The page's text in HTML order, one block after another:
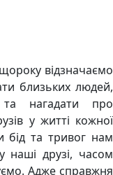
відзначаємо
близьких людей,
нагадати про
у житті кожної
бід та тривог нам
друзі, часом
Адже справжня